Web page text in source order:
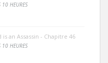
10 HEURES
an Assassin - Chapitre 46
10 HEURES